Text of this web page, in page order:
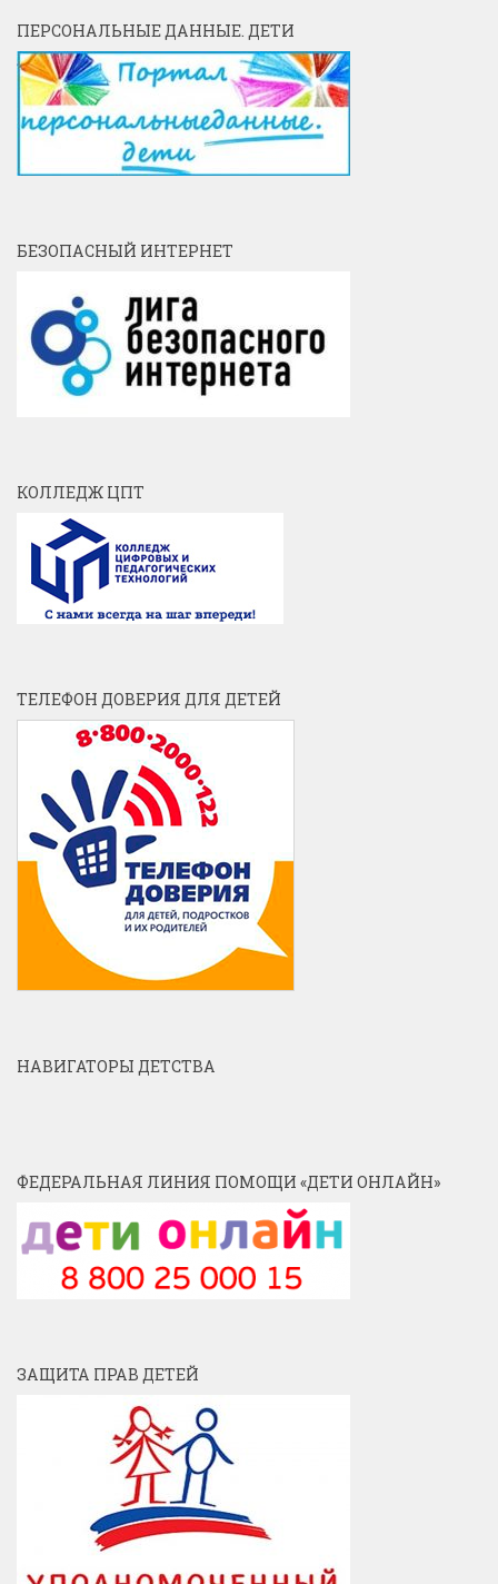
ПЕРСОНАЛЬНЫЕ ДАННЫЕ. ДЕТИ
БЕЗОПАСНЫЙ ИНТЕРНЕТ
КОЛЛЕДЖ ЦПТ
ТЕЛЕФОН ДОВЕРИЯ ДЛЯ ДЕТЕЙ
НАВИГАТОРЫ ДЕТСТВА
ФЕДЕРАЛЬНАЯ ЛИНИЯ ПОМОЩИ «ДЕТИ ОНЛАЙН»
ЗАЩИТА ПРАВ ДЕТЕЙ